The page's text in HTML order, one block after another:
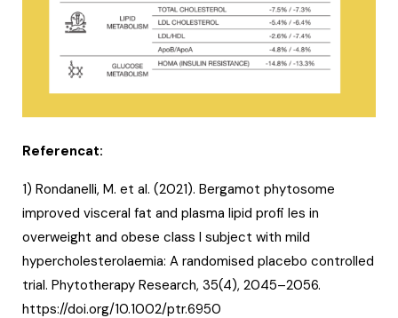
Referencat:
1) Rondanelli, M. et al. (2021). Bergamot phytosome
improved visceral fat and plasma lipid profi les in
overweight and obese class I subject with mild
hypercholesterolaemia: A randomised placebo controlled
trial. Phytotherapy Research, 35(4), 2045–2056.
https://doi.org/10.1002/ptr.6950